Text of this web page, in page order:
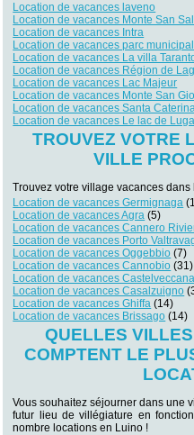
Location de vacances laveno
Location de vacances Monte San
Location de vacances Intra
Location de vacances parc
Location de vacances La villa
Location de vacances Région de
Location de vacances Lac Majeur
Location de vacances Monte San
Location de vacances Santa
Location de vacances Le lac de
TROUVEZ VOTRE
VILLE
Trouvez votre village vacances
Location de vacances Germignaga
Location de vacances Agra (5)
Location de vacances Cannero
Location de vacances Porto
Location de vacances Oggebbio (7)
Location de vacances Cannobio (31)
Location de vacances Castelveccana
Location de vacances Casalzuigno
Location de vacances Ghiffa (14)
Location de vacances Brissago (14)
QUELLES
COMPTENT LE
Vous souhaitez séjourner dans une
futur lieu de villégiature en
nombre locations en Luino !